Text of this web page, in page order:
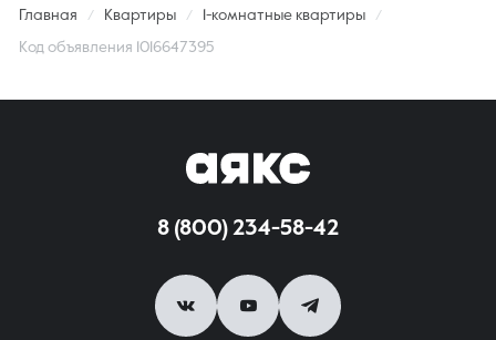
Главная Квартиры 1-комнатные квартиры
Код объявления 1016647395
8 (800) 234-58-42